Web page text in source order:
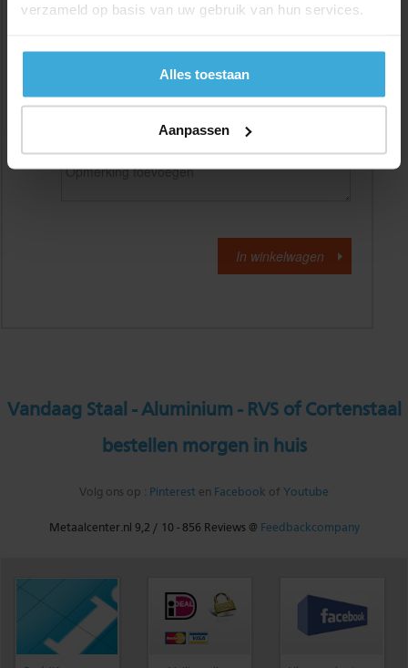
verzameld op basis van uw gebruik van hun services.
Alles toestaan
Aanpassen
Materiaalkosten
Alle bedragen zijn excl. 21% BTW
Vandaag Staal - Aluminium - RVS of Cortenstaal
bestellen morgen in huis
Volg ons op : Pinterest en Facebook of Youtube
Metaalcenter.nl 9,2 / 10 -856 Reviews @ Feedbackcompany